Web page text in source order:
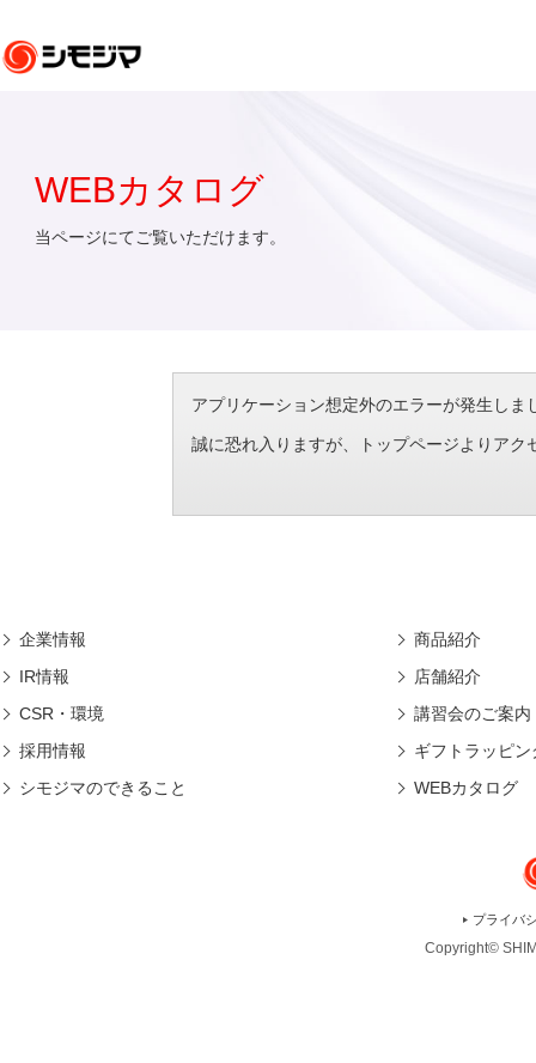
WEBカタログ
当ページにてご覧いただけます。
アプリケーション想定外のエラーが発生し
誠に恐れ入りますが、トップページよりアク
企業情報
IR情報
CSR・環境
採用情報
シモジマのできること
商品紹介
店舗紹介
講習会のご案内
ギフトラッピン
WEBカタログ
プライバ
Copyright©